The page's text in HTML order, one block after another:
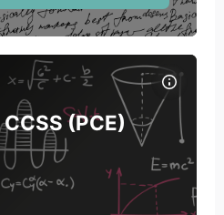
Córcoles
Ferrando
(PCE)
(PCE)